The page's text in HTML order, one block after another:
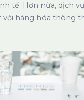
tế. Hơn nữa, dịch
hàng hóa thông